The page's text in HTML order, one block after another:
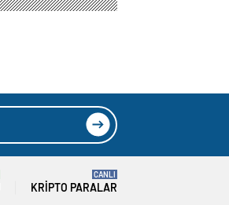
KRIPTO PARALAR
CANLI